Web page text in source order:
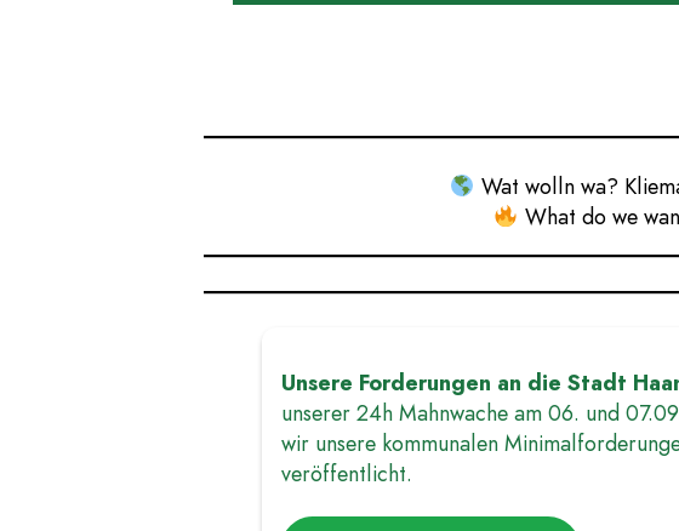
Wat wolln wa?
What do we
Unsere Forderungen an die Stadt
unserer 24h Mahnwache am 06. und
wir unsere kommunalen
veröffentlicht.